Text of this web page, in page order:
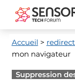
Accueil >
mon navigateur
Suppression